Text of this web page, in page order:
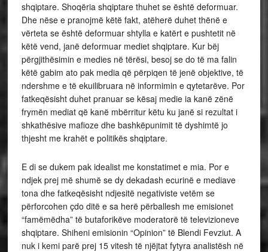
shqiptare. Shoqëria shqiptare thuhet se është deformuar.
Dhe nëse e pranojmë këtë fakt, atëherë duhet thënë e
vërteta se është deformuar shtylla e katërt e pushtetit në
këtë vend, janë deformuar mediet shqiptare. Kur bëj
përgjithësimin e medies në tërësi, besoj se do të ma falin
këtë gabim ato pak media që përpiqen të jenë objektive, të
ndershme e të ekuilibruara në informimin e qytetarëve. Por
fatkeqësisht duhet pranuar se kësaj medie ia kanë zënë
frymën mediat që kanë mbërritur këtu ku janë si rezultat i
shkathësive mafioze dhe bashkëpunimit të dyshimtë jo
thjesht me krahët e politikës shqiptare.
E di se dukem pak idealist me konstatimet e mia. Por e
ndjek prej më shumë se dy dekadash ecurinë e mediave
tona dhe fatkeqësisht ndjesitë negativiste vetëm se
përforcohen çdo ditë e sa herë përballesh me emisionet
“famëmëdha” të butaforikëve moderatorë të televizioneve
shqiptare. Shiheni emisionin “Opinion” të Blendi Fevziut. A
nuk i kemi parë prej 15 vitesh të njëjtat fytyra analistësh në